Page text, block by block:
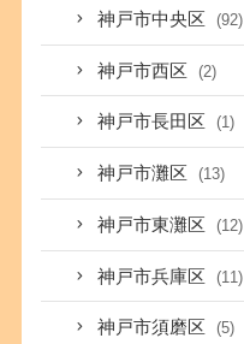
神戸市中央区 (92)
神戸市西区 (2)
神戸市長田区 (1)
神戸市灘区 (13)
神戸市東灘区 (12)
神戸市兵庫区 (11)
神戸市須磨区 (5)